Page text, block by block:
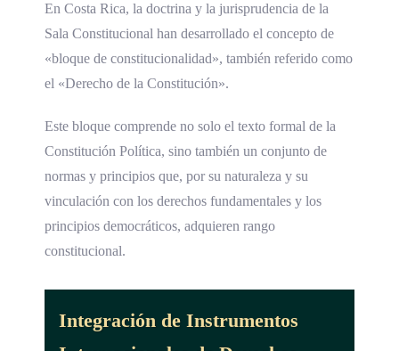
En Costa Rica, la doctrina y la jurisprudencia de la
Sala Constitucional han desarrollado el concepto de
«bloque de constitucionalidad», también referido como
el «Derecho de la Constitución».
Este bloque comprende no solo el texto formal de la
Constitución Política, sino también un conjunto de
normas y principios que, por su naturaleza y su
vinculación con los derechos fundamentales y los
principios democráticos, adquieren rango
constitucional.
Integración de Instrumentos